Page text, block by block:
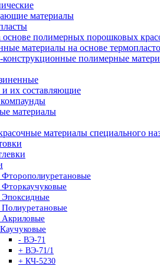
материалы
полимерных порошковых
материалы на основе
конструкционные полимерные
и их составляющие
материалы
материалы специального
Фторополиуретановые
Фторкаучуковые
Эпоксидные
Полиуретановые
Акриловые
- ВЭ-71
+ ВЭ-71/1
+ КЧ-5230